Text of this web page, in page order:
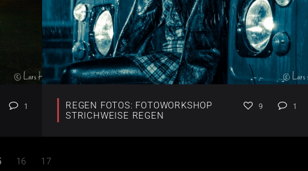
1
REGEN FOTOS: FOTOWORKSHOP
STRICHWEISE REGEN
9 1
16 17